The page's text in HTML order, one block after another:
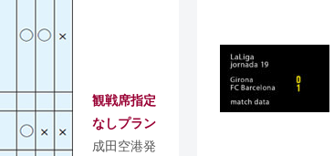
観戦席指定
なしプラン
成田空港発